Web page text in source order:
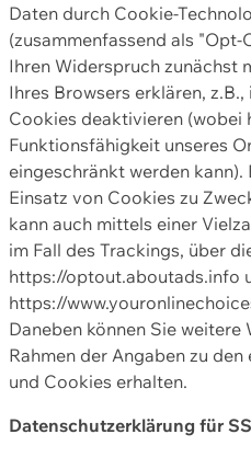
Daten durch Cookie-
(zusammenfassend als
Ihren Widerspruch zunächst
Ihres Browsers erklären,
Cookies deaktivieren (wobei
Funktionsfähigkeit unseres
eingeschränkt werden
Einsatz von Cookies zu
kann auch mittels einer
im Fall des Trackings, über
https://optout.aboutads.info
https://
Daneben können Sie
Rahmen der Angaben zu
und Cookies erhalten.
Datenschutzerklärung für